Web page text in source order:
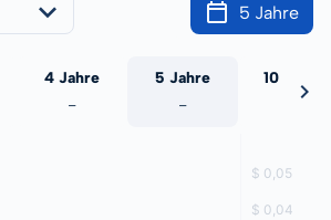
5 Jahre
4 Jahre
-
5 Jahre
-
10 Jahre